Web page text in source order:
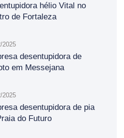
hélio Vital no
de Fortaleza
2025
desentupidora de
em Messejana
2025
desentupidora de pia
do Futuro